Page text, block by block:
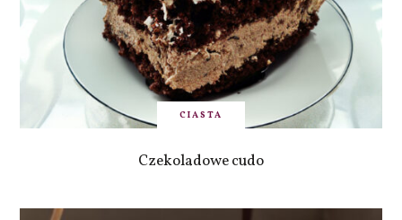
CIASTA
Czekoladowe cudo